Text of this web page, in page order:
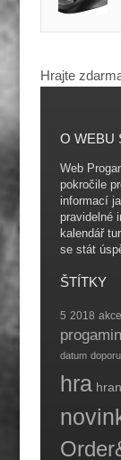
Hrajte
O WEBU
Web
pokročile
informací
pravidelné
kalendář
se stát
ŠTÍTKY
5 2018 akce
datum
hra